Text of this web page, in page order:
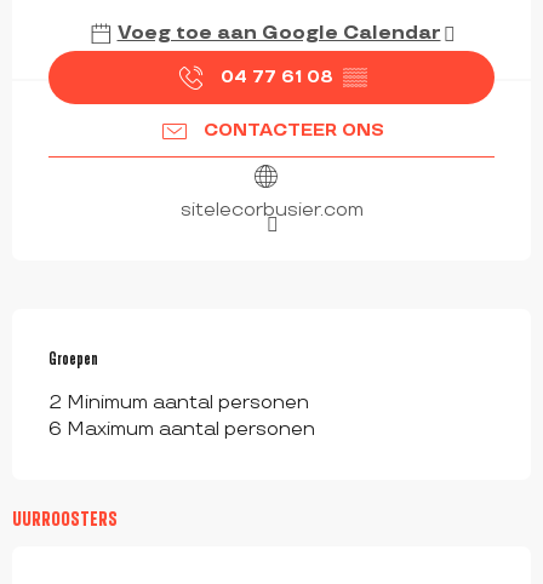
Voeg toe aan Google Calendar
04 77 61 08 ▒▒
CONTACTEER ONS
sitelecorbusier.com
Groepen
Groepen
2 Minimum aantal personen
6 Maximum aantal personen
UURROOSTERS